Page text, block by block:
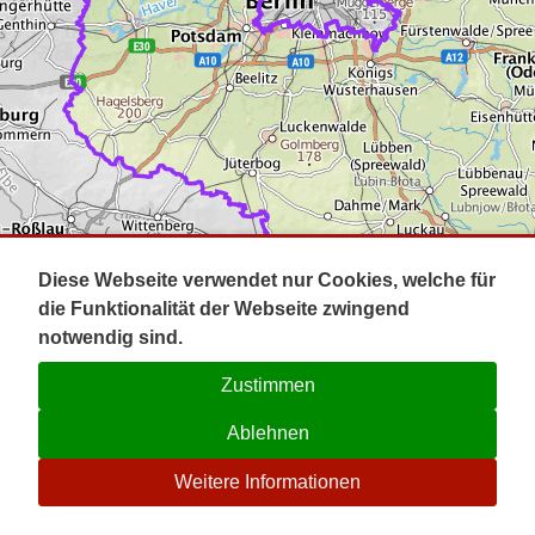
Impressum
Kontakt
☉
Diese Webseite verwendet nur Cookies, welche für
die Funktionalität der Webseite zwingend
notwendig sind.
Zustimmen
Ablehnen
Weitere Informationen